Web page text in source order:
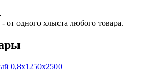
от одного хлыста любого товара.